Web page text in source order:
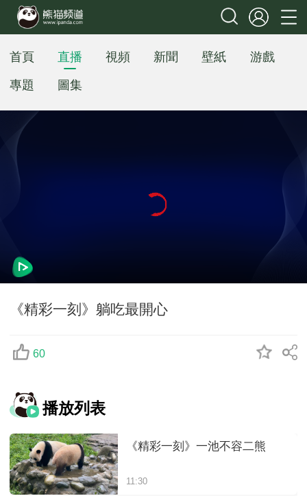
首頁 直播 視頻 新聞 壁紙
游戲
專題
圖集
《精彩一刻》躺吃最開心
60
播放列表
《精彩一刻》一池不容二熊
11:30